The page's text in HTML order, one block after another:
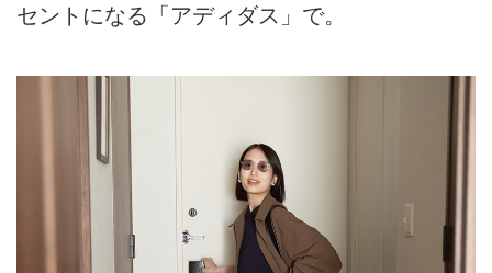
セントになる「アディダス」で。